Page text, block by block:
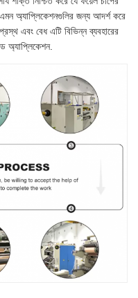
অ্যাপ্লিকেশনগুলির জন্য আদর্শ করে
এবং বেধ এটি বিভিন্ন ব্যবহারের
অ্যাপ্লিকেশন.